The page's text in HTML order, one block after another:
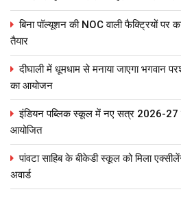
बिना पॉल्यूशन की NOC वाली फैक्ट्रियों पर
तैयार
दीघाली में धूमधाम से मनाया जाएगा भगवान
का आयोजन
इंडियन पब्लिक स्कूल में नए सत्र 2026-27
आयोजित
पांवटा साहिब के बीकेडी स्कूल को मिला
अवार्ड